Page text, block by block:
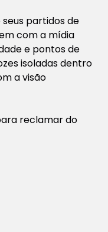
partidos de
com a mídia
e pontos de
isoladas dentro
a visão
reclamar do